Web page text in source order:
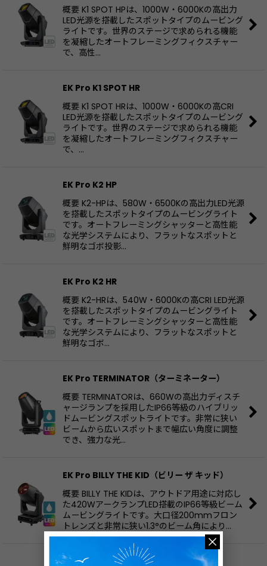
並び順
絞り込む
概要 K1 SPOT HPは、1000W・6000Kの高出力
LED光源を搭載したスポットタイプのムービング
ライトです。世界のステージで求められる機能
を凝縮したオートフレーミングフィクスチャー
で、高性…
EK Pro K1 SPOT HR
概要 K1 SPOT HRは、1000W・6000Kの高CRI
LED光源を搭載したスポットタイプのムービング
ライトです。世界のステージで求められる機能
を凝縮したオートフレーミングフィクスチャー
で、…
EK Pro K2 HP
概要 K2-HPは、580W・6500Kの高出力LED光源
を搭載したスポットタイプのムービングライト
です。オートフレーミングシャッターと高性能
な光学システムにより、フラットなスポットと
鮮明なゴボ投影…
EK Pro K2 HR
概要 K2-HRは、540W・6000Kの高CRI LED光源
を搭載したスポットタイプのムービングライト
です。オートフレーミングシャッターと高性能
な光学システムにより、フラットなスポットと
鮮明なゴボ…
EK Pro TERMINATOR（ターミネーター）
概要 TERMINATORは、660Wの高出力ディスチ
ャージランプを採用したIP66等級のハイブリッ
ドムービングスポットライトです。非常に狭い
ビームから広いスポットまで幅広い角度に調整
でき、強力な光…
EK Pro BILLY THE KID（ビリー ザ キッド）
概要 BILLY THE KIDは、アウトドア用途に対応し
た420WアークランプLED搭載のIP66等級ビーム
ムービングライトです。大口径200mmフロン
トレンズと非常に狭い1.3°のビーム角により…
EK Pro EC7